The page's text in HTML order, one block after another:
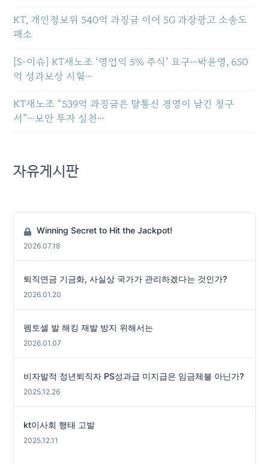
KT, 개인정보위 540억 과징금 이어 5G 과장광고 소송도
패소
[S-이슈] KT새노조 ‘영업익 5% 주식’ 요구…박윤영, 650
억 성과보상 시험…
KT새노조 “539억 과징금은 탈통신 경영이 남긴 청구
서”…보안 투자 실천…
자유게시판
Winning Secret to Hit the Jackpot!
2026.07.18
퇴직연금 기금화, 사실상 국가가 관리하겠다는 것인가?
2026.01.20
펨토셀 발 해킹 재발 방지 위해서는
2026.01.07
비자발적 정년퇴직자 PS성과급 미지급은 임금체불 아닌가?
2025.12.26
kt이사회 행태 고발
2025.12.11